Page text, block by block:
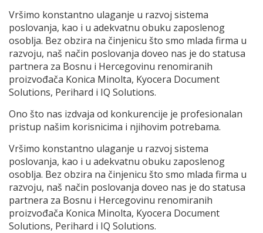
Vršimo konstantno ulaganje u razvoj sistema
poslovanja, kao i u adekvatnu obuku zaposlenog
osoblja. Bez obzira na činjenicu što smo mlada firma u
razvoju, naš način poslovanja doveo nas je do statusa
partnera za Bosnu i Hercegovinu renomiranih
proizvođača Konica Minolta, Kyocera Document
Solutions, Perihard i IQ Solutions.
Ono što nas izdvaja od konkurencije je profesionalan
pristup našim korisnicima i njihovim potrebama.
Vršimo konstantno ulaganje u razvoj sistema
poslovanja, kao i u adekvatnu obuku zaposlenog
osoblja. Bez obzira na činjenicu što smo mlada firma u
razvoju, naš način poslovanja doveo nas je do statusa
partnera za Bosnu i Hercegovinu renomiranih
proizvođača Konica Minolta, Kyocera Document
Solutions, Perihard i IQ Solutions.